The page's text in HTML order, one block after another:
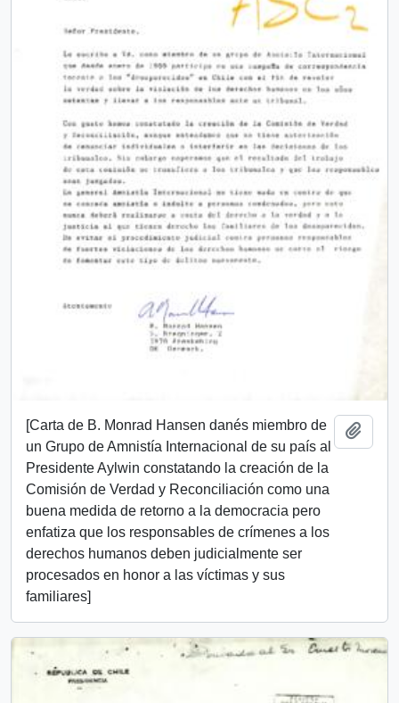
[Carta de B. Monrad Hansen danés miembro de
un Grupo de Amnistía Internacional de su país al
Presidente Aylwin constatando la creación de la
Comisión de Verdad y Reconciliación como una
buena medida de retorno a la democracia pero
enfatiza que los responsables de crímenes a los
derechos humanos deben judicialmente ser
procesados en honor a las víctimas y sus
familiares]